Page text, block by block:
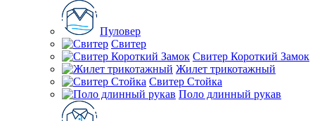
Пуловер
Свитер
Свитер Короткий Замок
Жилет трикотажный
Свитер Стойка
Поло длинный рукав